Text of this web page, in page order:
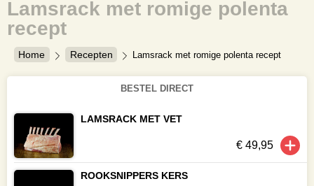
Home Recepten Lamsrack met romige polenta recept
Lamsrack met romige polenta
recept
BESTEL DIRECT
LAMSRACK MET VET
€ 49,95
ROOKSNIPPERS KERS